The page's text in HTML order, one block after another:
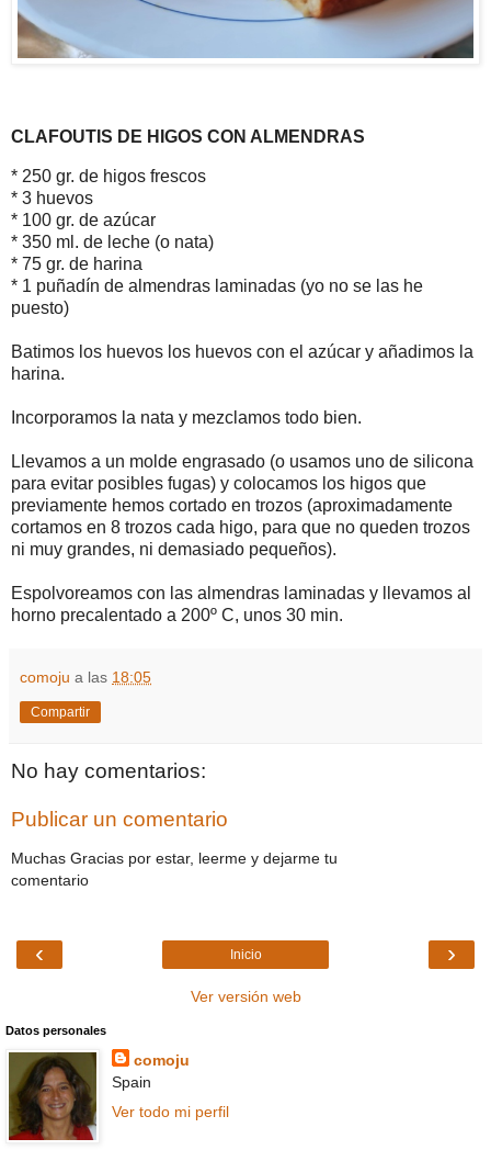
CLAFOUTIS DE HIGOS CON ALMENDRAS
* 250 gr. de higos frescos
* 3 huevos
* 100 gr. de azúcar
* 350 ml. de leche (o nata)
* 75 gr. de harina
* 1 puñadín de almendras laminadas (yo no se las he
puesto)
Batimos los huevos los huevos con el azúcar y añadimos la
harina.
Incorporamos la nata y mezclamos todo bien.
Llevamos a un molde engrasado (o usamos uno de silicona
para evitar posibles fugas) y colocamos los higos que
previamente hemos cortado en trozos (aproximadamente
cortamos en 8 trozos cada higo, para que no queden trozos
ni muy grandes, ni demasiado pequeños).
Espolvoreamos con las almendras laminadas y llevamos al
horno precalentado a 200º C, unos 30 min.
comoju a las 18:05
Compartir
No hay comentarios:
Publicar un comentario
Muchas Gracias por estar, leerme y dejarme tu
comentario
‹ ›
Inicio
Ver versión web
Datos personales
comoju
Spain
Ver todo mi perfil